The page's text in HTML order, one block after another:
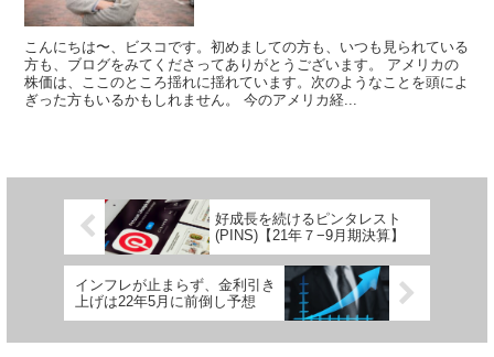
こんにちは〜、ビスコです。初めましての方も、いつも見られている
方も、ブログをみてくださってありがとうございます。 アメリカの
株価は、ここのところ揺れに揺れています。次のようなことを頭によ
ぎった方もいるかもしれません。 今のアメリカ経...
好成長を続けるピンタレスト
(PINS)【21年７−9月期決算】
インフレが止まらず、金利引き
上げは22年5月に前倒し予想